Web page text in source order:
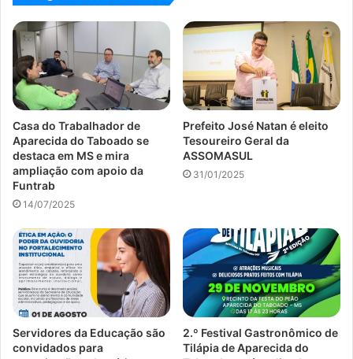
Casa do Trabalhador de
Aparecida do Taboado se
destaca em MS e mira
ampliação com apoio da
Funtrab
14/07/2025
Prefeito José Natan é eleito
Tesoureiro Geral da
ASSOMASUL
31/01/2025
Servidores da Educação são
convidados para
2.º Festival Gastronômico de
Tilápia de Aparecida do